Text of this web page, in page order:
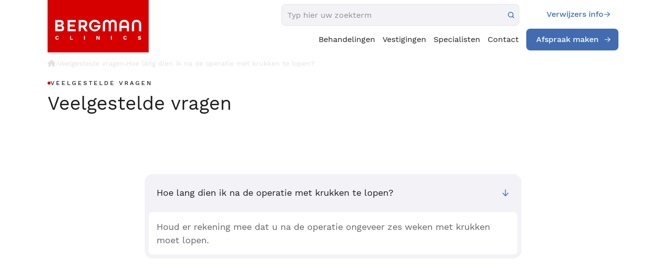
Verwijzers info
Behandelingen Vestigingen Specialisten Contact Afspraak maken
›Veelgestelde vragen›Hoe lang dien ik na de operatie met krukken te lopen?
VEELGESTELDE VRAGEN
Veelgestelde vragen
Hoe lang dien ik na de operatie met krukken te lopen?
Houd er rekening mee dat u na de operatie ongeveer zes weken met krukken
moet lopen.